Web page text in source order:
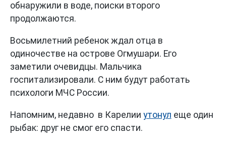
обнаружили в воде, поиски второго
продолжаются.
Восьмилетний ребенок ждал отца в
одиночестве на острове Огмушари. Его
заметили очевидцы. Мальчика
госпитализировали. С ним будут работать
психологи МЧС России.
Напомним, недавно в Карелии утонул еще один
рыбак: друг не смог его спасти.